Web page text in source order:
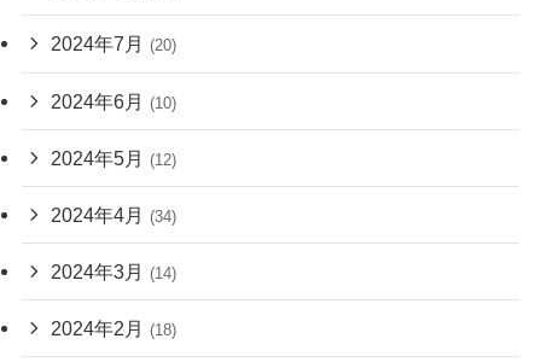
2024年7月 (20)
2024年6月 (10)
2024年5月 (12)
2024年4月 (34)
2024年3月 (14)
2024年2月 (18)